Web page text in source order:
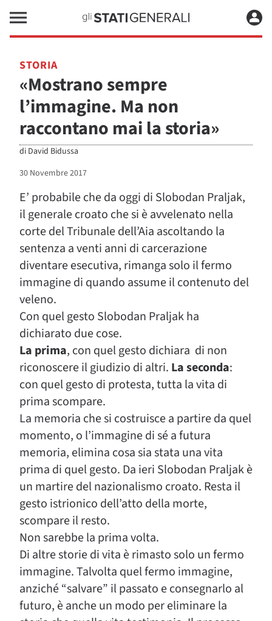
STORIA
«Mostrano sempre
l’immagine. Ma non
raccontano mai la storia»
di David Bidussa
30 Novembre 2017
E’ probabile che da oggi di Slobodan Praljak,
il generale croato che si è avvelenato nella
corte del Tribunale dell’Aia ascoltando la
sentenza a venti anni di carcerazione
diventare esecutiva, rimanga solo il fermo
immagine di quando assume il contenuto del
veleno.
Con quel gesto Slobodan Praljak ha
dichiarato due cose.
La prima, con quel gesto dichiara di non
riconoscere il giudizio di altri. La seconda:
con quel gesto di protesta, tutta la vita di
prima scompare.
La memoria che si costruisce a partire da quel
momento, o l’immagine di sé a futura
memoria, elimina cosa sia stata una vita
prima di quel gesto. Da ieri Slobodan Praljak è
un martire del nazionalismo croato. Resta il
gesto istrionico dell’atto della morte,
scompare il resto.
Non sarebbe la prima volta.
Di altre storie di vita è rimasto solo un fermo
immagine. Talvolta quel fermo immagine,
anziché “salvare” il passato e consegnarlo al
futuro, è anche un modo per eliminare la